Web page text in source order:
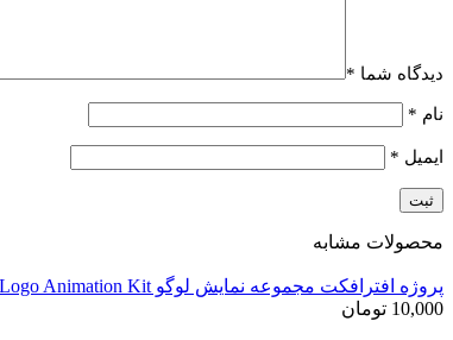
دیدگاه شما *
نام *
ایمیل *
محصولات مشابه
پروژه افترافکت مجموعه نمایش لوگو Layers Logo Animation Kit
10,000 تومان